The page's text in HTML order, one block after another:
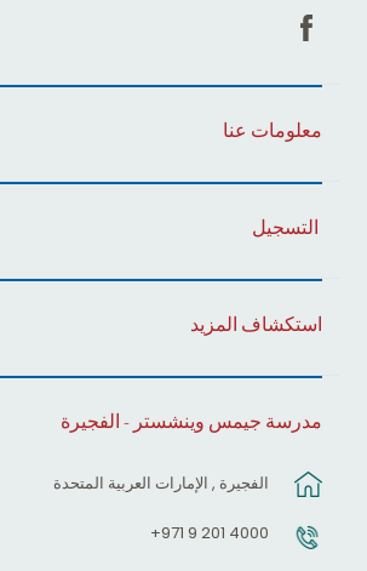
معلومات عنا
التسجيل
استكشاف المزيد
مدرسة جيمس وينشستر - الفجيرة
الفجيرة , الإمارات العربية المتحدة
4000 201 9 971+